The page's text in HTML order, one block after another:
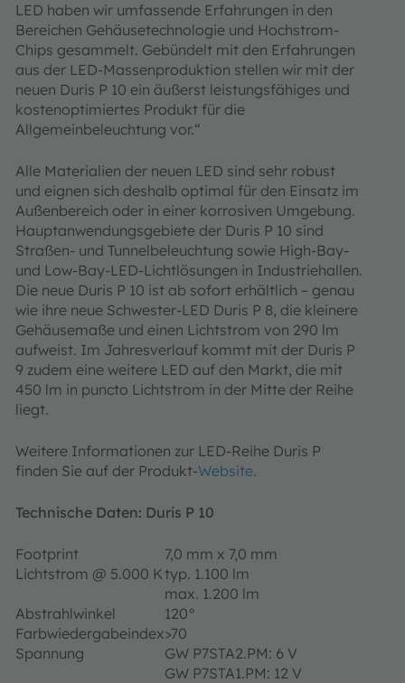
LED haben wir umfassende Erfahrungen in den
Bereichen Gehäusetechnologie und Hochstrom-
Chips gesammelt. Gebündelt mit den Erfahrungen
aus der LED-Massenproduktion stellen wir mit der
neuen Duris P 10 ein äußerst leistungsfähiges und
kostenoptimiertes Produkt für die
Allgemeinbeleuchtung vor.“
Alle Materialien der neuen LED sind sehr robust
und eignen sich deshalb optimal für den Einsatz im
Außenbereich oder in einer korrosiven Umgebung.
Hauptanwendungsgebiete der Duris P 10 sind
Straßen- und Tunnelbeleuchtung sowie High-Bay-
und Low-Bay-LED-Lichtlösungen in Industriehallen.
Die neue Duris P 10 ist ab sofort erhältlich – genau
wie ihre neue Schwester-LED Duris P 8, die kleinere
Gehäusemaße und einen Lichtstrom von 290 lm
aufweist. Im Jahresverlauf kommt mit der Duris P
9 zudem eine weitere LED auf den Markt, die mit
450 lm in puncto Lichtstrom in der Mitte der Reihe
liegt.
Weitere Informationen zur LED-Reihe Duris P
finden Sie auf der Produkt-Website.
Technische Daten: Duris P 10
Footprint
7,0 mm x 7,0 mm
Lichtstrom @ 5.000 Ktyp. 1.100 lm
max. 1.200 lm
Abstrahlwinkel
120°
Farbwiedergabeindex>70
Spannung
GW P7STA2.PM: 6 V
GW P7STA1.PM: 12 V